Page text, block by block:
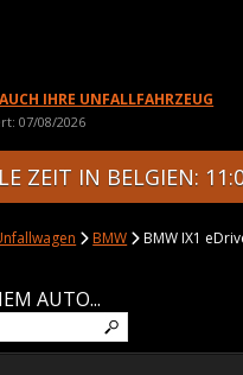
IHRE UNFALLFAHRZEUG
07/08/2026
ZEIT IN BELGIEN:
BMW BMW IX1
AUTO...